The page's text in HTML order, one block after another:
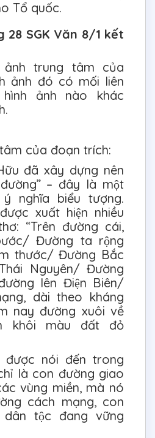
Tổ quốc.
28 SGK Văn 8/1 kết
ảnh trung tâm của
ảnh đó có mối liên
ảnh nào khác
của đoạn trích:
đã xây dựng nên
– đây là một
nghĩa biểu tượng.
xuất hiện nhiều
“Trên đường cái,
Đường ta rộng
thước/ Đường Bắc
Nguyên/ Đường
lên Điện Biên/
dài theo kháng
nay đường xuôi về
khôi màu đất đỏ
được nói đến trong
là con đường giao
vùng miền, mà nó
cách mạng, con
tộc đang vững